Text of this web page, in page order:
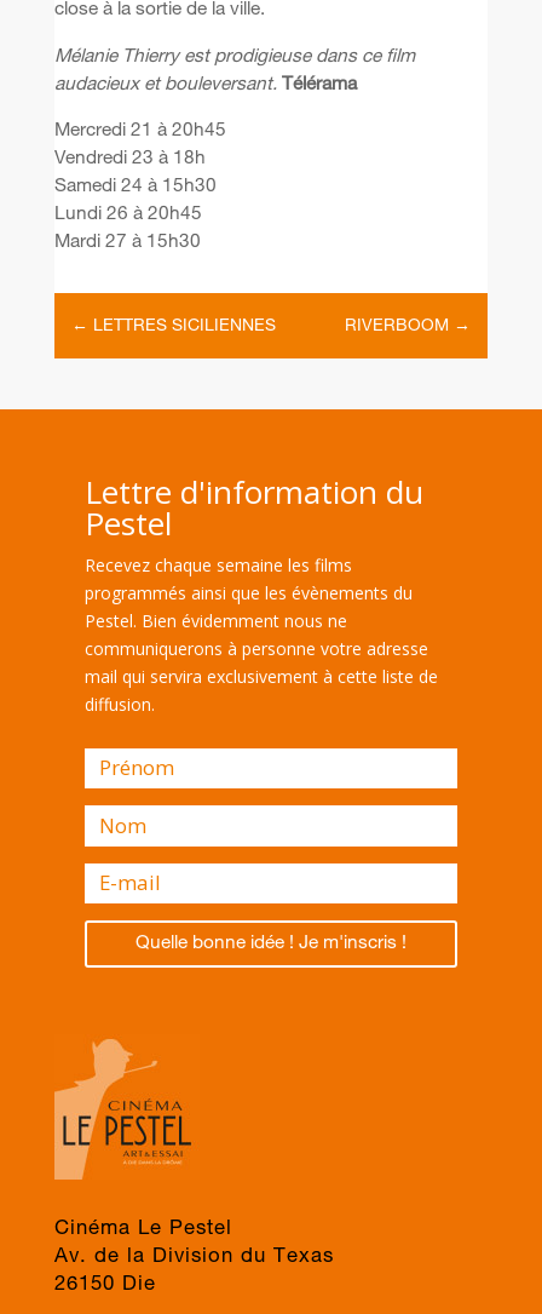
close à la sortie de la ville.
Mélanie Thierry est prodigieuse dans ce film
audacieux et bouleversant. Télérama
Mercredi 21 à 20h45
Vendredi 23 à 18h
Samedi 24 à 15h30
Lundi 26 à 20h45
Mardi 27 à 15h30
← LETTRES SICILIENNES RIVERBOOM →
Lettre d'information du
Pestel
Recevez chaque semaine les films
programmés ainsi que les évènements du
Pestel. Bien évidemment nous ne
communiquerons à personne votre adresse
mail qui servira exclusivement à cette liste de
diffusion.
Quelle bonne idée ! Je m'inscris !
Cinéma Le Pestel
Av. de la Division du Texas
26150 Die